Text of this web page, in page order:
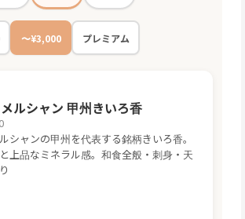
〜¥3,000 プレミアム
ルシャン 甲州きいろ香
シャンの甲州を代表する銘柄きいろ香。
上品なミネラル感。和食全般・刺身・天